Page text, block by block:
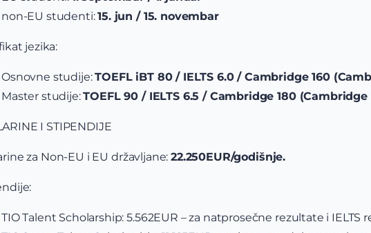
non-EU studenti:15. jun / 15. novembar
jezika:
Osnovne studije:TOEFL iBT 80 / IELTS 6.0 / Cambridge 160
Master studije:TOEFL 90 / IELTS 6.5 / Cambridge 180
I STIPENDIJE
za Non-EU i EU državljane:22.250EUR/godišnje.
TIO Talent Scholarship: 5.562EUR – za natprosečne rezultate i IELTS